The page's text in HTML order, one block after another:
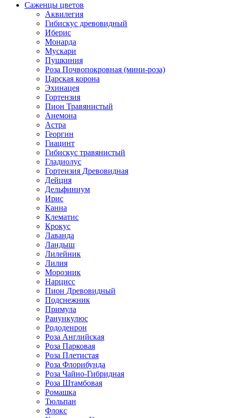
Саженцы цветов
Аквилегия
Гибискус древовидный
Иберис
Монарда
Мускари
Пушкиния
Роза Почвопокровная (мини-роза)
Царская корона
Эхинацея
Гортензия
Пион Травянистый
Анемона
Астра
Георгин
Гиацинт
Гибискус травянистый
Гладиолус
Гортензия Древовидная
Дейция
Дельфиниум
Ирис
Канна
Клематис
Крокус
Лаванда
Ландыш
Лилейник
Лилия
Морозник
Нарцисс
Пион Древовидный
Подснежник
Примула
Ранункулюс
Рододенрон
Роза Английская
Роза Парковая
Роза Плетистая
Роза Флорибунда
Роза Чайно-Гибридная
Роза Штамбовая
Ромашка
Тюльпан
Флокс